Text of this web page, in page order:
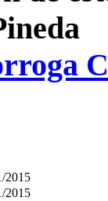
2015
2015